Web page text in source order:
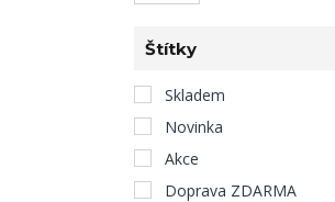
Štítky
Skladem
Novinka
Akce
Doprava ZDARMA